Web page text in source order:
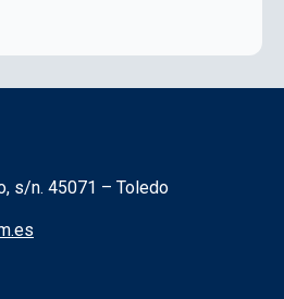
institución
s/n. 45071 – Toledo